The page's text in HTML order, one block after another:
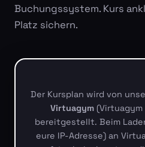
Buchungssystem. Kurs
Platz sichern.
Der Kursplan wird von
Virtuagym(Virtuagym
bereitgestellt. Beim
eure IP-Adresse) an